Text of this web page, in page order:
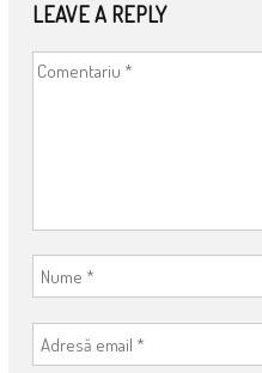
LEAVE A REPLY